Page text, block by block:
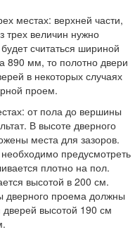
местах: верхней части,
трех величин нужно
считаться шириной
890 мм, то полотно двери
в некоторых случаях
проем.
от пола до вершины
В высоте дверного
места для зазоров.
предусмотреть
плотно на пол.
высотой в 200 см.
проема должны
высотой 190 см